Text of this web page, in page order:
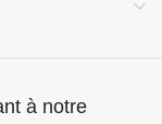
à notre